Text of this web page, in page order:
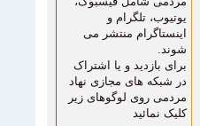
تلگرام و
منتشر می
و یا اشتراک
های مجازی نهاد
روی لوگوهای زیر